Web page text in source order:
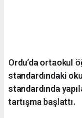
Ordu’da ortaokul
standardındaki
standardında
tartışma başlattı.